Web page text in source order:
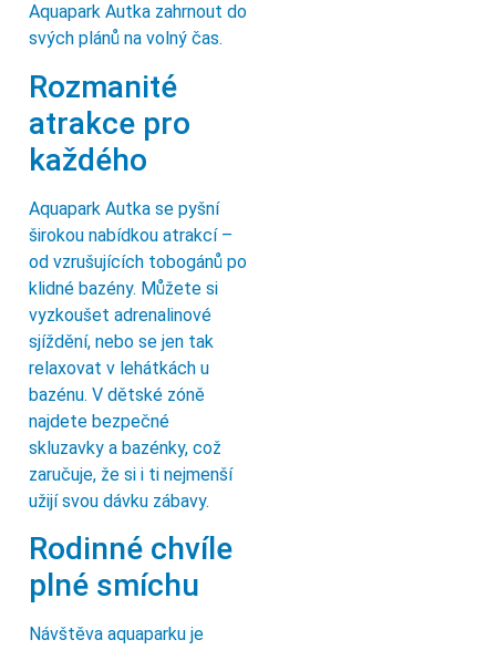
Aquapark Autka zahrnout do
svých plánů na volný čas.
Rozmanité
atrakce pro
každého
Aquapark Autka se pyšní
širokou nabídkou atrakcí –
od vzrušujících tobogánů po
klidné bazény. Můžete si
vyzkoušet adrenalinové
sjíždění, nebo se jen tak
relaxovat v lehátkách u
bazénu. V dětské zóně
najdete bezpečné
skluzavky a bazénky, což
zaručuje, že si i ti nejmenší
užijí svou dávku zábavy.
Rodinné chvíle
plné smíchu
Návštěva aquaparku je